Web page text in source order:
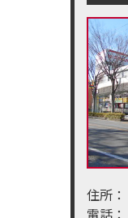
住所：